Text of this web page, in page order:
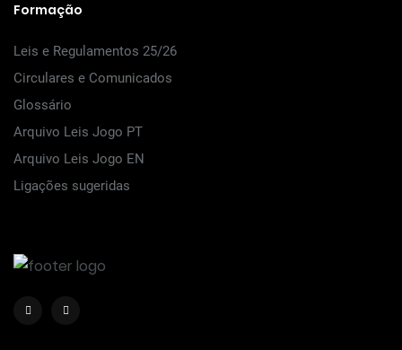
Formação
Leis e Regulamentos 25/26
Circulares e Comunicados
Glossário
Arquivo Leis Jogo PT
Arquivo Leis Jogo EN
Ligações sugeridas